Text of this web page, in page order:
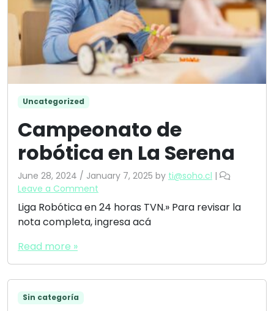
Uncategorized
Campeonato de
robótica en La Serena
June 28, 2024 / January 7, 2025 by ti@soho.cl |
Leave a Comment
Liga Robótica en 24 horas TVN.» Para revisar la
nota completa, ingresa acá
Read more »
Sin categoría